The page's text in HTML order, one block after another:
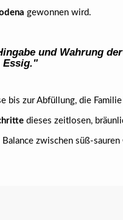
gewonnen wird.
und Wahrung
Essig."
bis zur Abfüllung, die Familie
dieses zeitlosen,
zwischen süß-